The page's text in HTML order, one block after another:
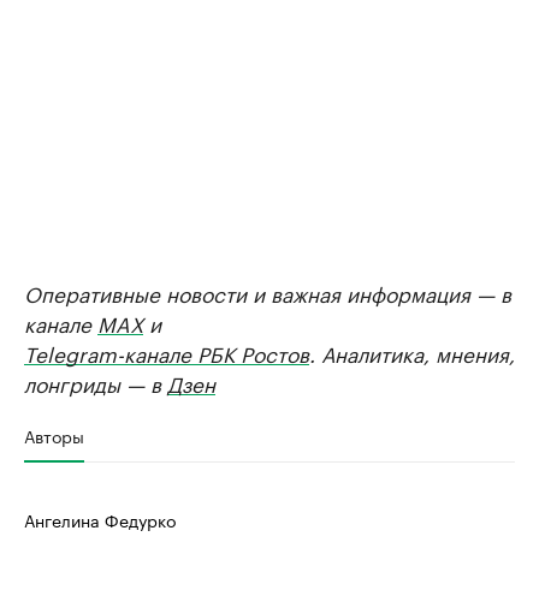
Оперативные новости и важная информация — в
канале MAXи
Telegram-канале РБК Ростов. Аналитика, мнения,
лонгриды — в Дзен
Авторы
Ангелина Федурко